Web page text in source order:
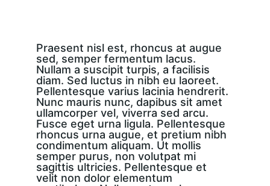
Praesent nisl est, rhoncus at augue
sed, semper fermentum lacus.
Nullam a suscipit turpis, a facilisis
diam. Sed luctus in nibh eu laoreet.
Pellentesque varius lacinia hendrerit.
Nunc mauris nunc, dapibus sit amet
ullamcorper vel, viverra sed arcu.
Fusce eget urna ligula. Pellentesque
rhoncus urna augue, et pretium nibh
condimentum aliquam. Ut mollis
semper purus, non volutpat mi
sagittis ultricies. Pellentesque et
velit non dolor elementum